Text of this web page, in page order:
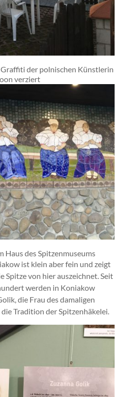
der polnischen Künstlerin
verziert
Haus des Spitzenmuseums
ist klein aber fein und zeigt
Spitze von hier auszeichnet. Seit
werden in Koniakow
die Frau des damaligen
Tradition der Spitzenhäkelei.